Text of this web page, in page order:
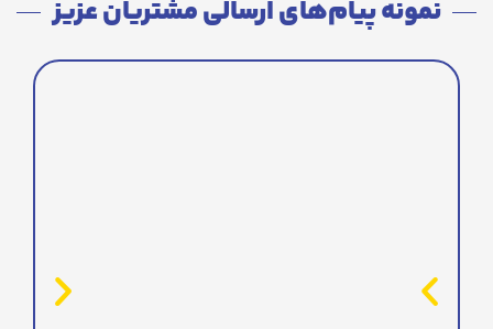
نمونه پیام‌های ارسالی مشتریان عزیز